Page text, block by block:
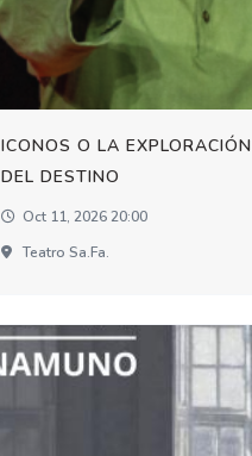
ICONOS O LA EXPLORACIÓN
DEL DESTINO
Oct 11, 2026 20:00
Teatro Sa.fa.